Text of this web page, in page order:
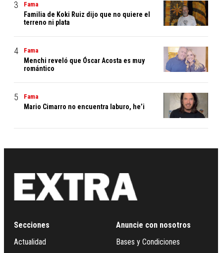
Fama
Familia de Koki Ruiz dijo que no quiere el
terreno ni plata
Fama
Menchi reveló que Óscar Acosta es muy
romántico
Fama
Mario Cimarro no encuentra laburo, he’i
Secciones
Actualidad
Anuncie con nosotros
Bases y Condiciones